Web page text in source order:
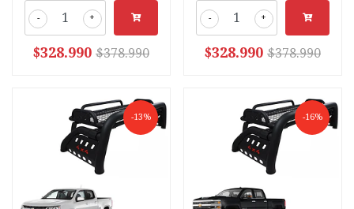
+
-
$328.990 $378.990
+
-
$328.990 $378.990
-13% -16%